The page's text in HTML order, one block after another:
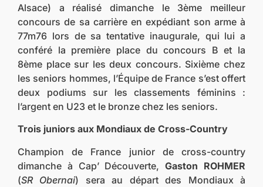
Alsace) a réalisé dimanche le 3ème meilleur
concours de sa carrière en expédiant son arme à
77m76 lors de sa tentative inaugurale, qui lui a
conféré la première place du concours B et la
8ème place sur les deux concours. Sixième chez
les seniors hommes, l’Équipe de France s’est offert
deux podiums sur les classements féminins :
l’argent en U23 et le bronze chez les seniors.
Trois juniors aux Mondiaux de Cross-Country
Champion de France junior de cross-country
dimanche à Cap’ Découverte,Gaston ROHMER
(SR Obernai) sera au départ des Mondiaux à